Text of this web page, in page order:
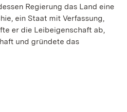
Regierung das Land eine
ein Staat mit Verfassung,
er die Leibeigenschaft ab,
und gründete das